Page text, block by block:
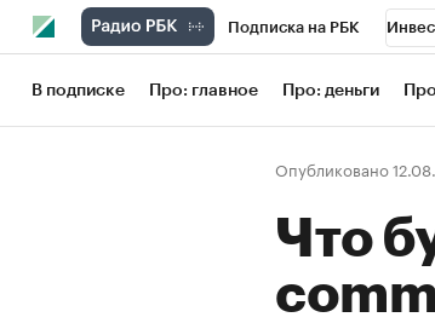
Подписка на РБК
Школа управления РБК
Рынок наличной валюты
В подписке Про: главное Про: деньги
Опубликовано
Что